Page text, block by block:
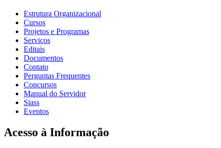
Estrutura Organizacional
Cursos
Projetos e Programas
Serviços
Editais
Documentos
Contato
Perguntas Frequentes
Concursos
Manual do Servidor
Siass
Eventos
Acesso à Informação